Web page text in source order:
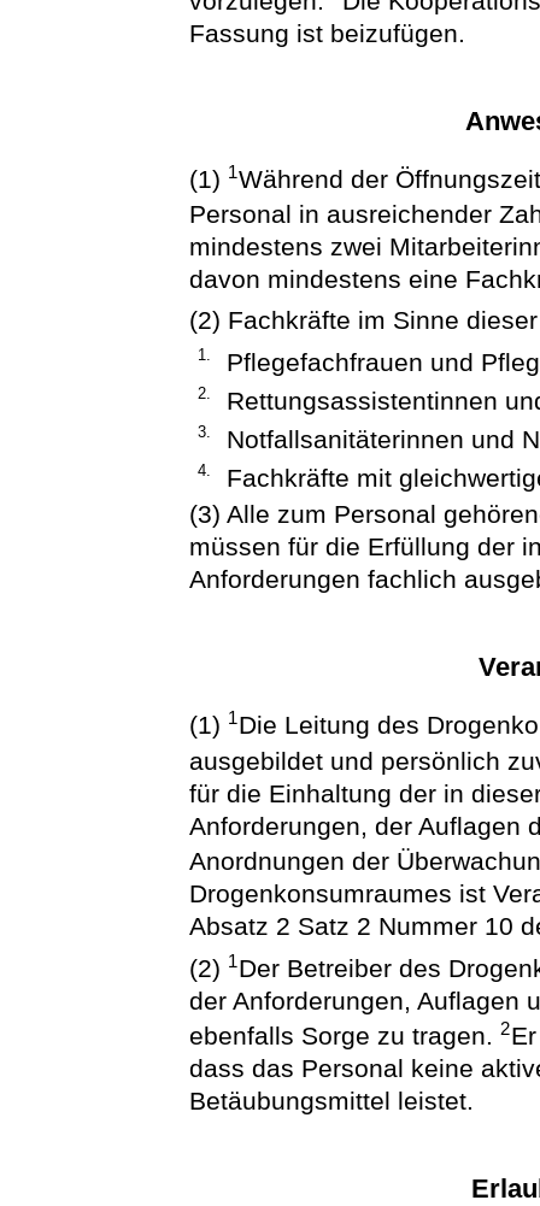
Fassung ist beizufügen.
(1) 1Während der
Personal in ausreichender
mindestens zwei
davon mindestens eine
(2) Fachkräfte im Sinne
1. Pflegefachfrauen und
2. Rettungsassistentinnen
3. Notfallsanitäterinnen und
4.
Fachkräfte mit
(3) Alle zum Personal
müssen für die Erfüllung der
Anforderungen fachlich
(1) 1Die Leitung des
ausgebildet und persönlich
für die Einhaltung der in
Anforderungen, der Auflagen
Anordnungen der
Drogenkonsumraumes ist
Absatz 2 Satz 2 Nummer 10
(2) 1Der Betreiber des
der Anforderungen, Auflagen
ebenfalls Sorge zu tragen.2
dass das Personal keine
Betäubungsmittel leistet.